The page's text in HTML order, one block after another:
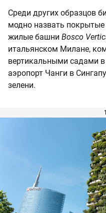
Среди других образцов
модно назвать
жилые башни Bosco
итальянском Милане,
вертикальными садами
аэропорт Чанги в
зелени.